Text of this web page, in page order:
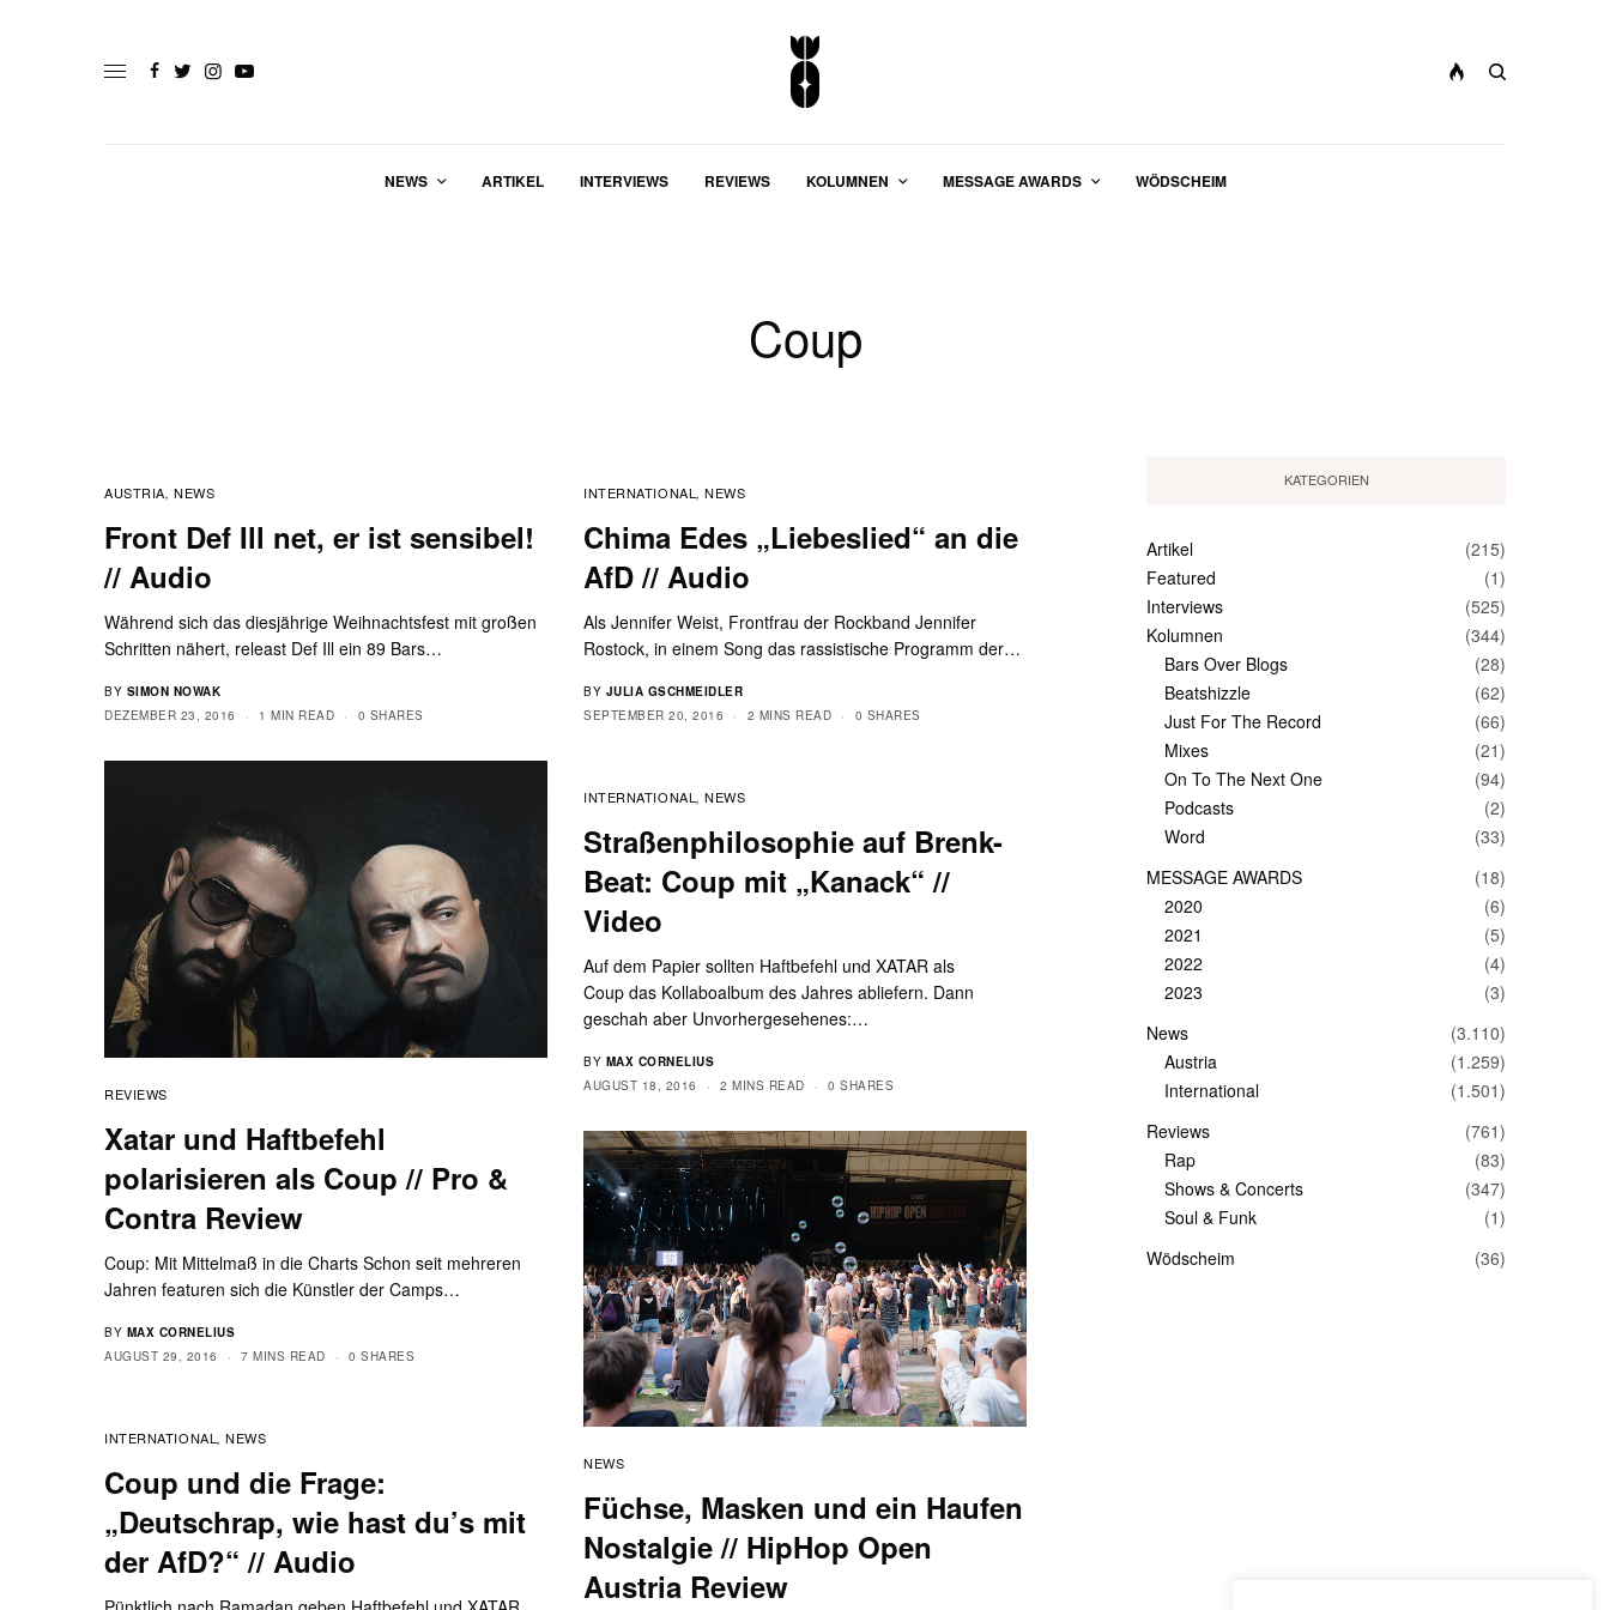
NEWS ARTIKEL INTERVIEWS REVIEWS KOLUMNEN MESSAGE AWARDS WÖDSCHEIM
Coup
AUSTRIA, NEWS
Front Def Ill net, er ist sensibel!
// Audio
Während sich das diesjährige Weihnachtsfest mit großen
Schritten nähert, releast Def Ill ein 89 Bars…
BY SIMON NOWAK
DEZEMBER 23, 2016
1 MIN READ 0 SHARES
INTERNATIONAL ,NEWS
Chima Edes „Liebeslied“ an die
AfD // Audio
Als Jennifer Weist, Frontfrau der Rockband Jennifer
Rostock, in einem Song das rassistische Programm der…
BY JULIA GSCHMEIDLER
SEPTEMBER 20, 2016
2 MINS READ 0 SHARES
REVIEWS
Xatar und Haftbefehl
polarisieren als Coup // Pro &
Contra Review
Coup: Mit Mittelmaß in die Charts Schon seit mehreren
Jahren featuren sich die Künstler der Camps…
BY MAX CORNELIUS
AUGUST 29, 2016
7 MINS READ 0 SHARES
INTERNATIONAL ,NEWS
Straßenphilosophie auf Brenk-
Beat: Coup mit „Kanack“ //
Video
Auf dem Papier sollten Haftbefehl und XATAR als
Coup das Kollaboalbum des Jahres abliefern. Dann
geschah aber Unvorhergesehenes:…
BY MAX CORNELIUS
AUGUST 18, 2016
2 MINS READ 0 SHARES
NEWS
Füchse, Masken und ein Haufen
Nostalgie // HipHop Open
Austria Review
INTERNATIONAL ,NEWS
Coup und die Frage:
„Deutschrap, wie hast du’s mit
der AfD?“ // Audio
KATEGORIEN
Artikel
(215)
Featured
(1)
Interviews
(525)
Kolumnen
(344)
Bars Over Blogs
(28)
Beatshizzle
(62)
Just For The Record
(66)
Mixes
(21)
On To The Next One
(94)
Podcasts
(2)
Word
(33)
MESSAGE AWARDS
(18)
2020
(6)
2021
(5)
2022
(4)
2023
(3)
News
(3.110)
Austria
(1.259)
International
(1.501)
Reviews
(761)
Rap
(83)
Shows & Concerts
(347)
Soul & Funk
(1)
Wödscheim
(36)